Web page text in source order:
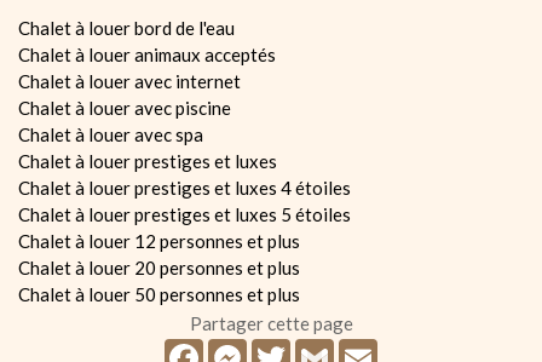
Chalet à louer bord de l'eau
Chalet à louer animaux acceptés
Chalet à louer avec internet
Chalet à louer avec piscine
Chalet à louer avec spa
Chalet à louer prestiges et luxes
Chalet à louer prestiges et luxes 4 étoiles
Chalet à louer prestiges et luxes 5 étoiles
Chalet à louer 12 personnes et plus
Chalet à louer 20 personnes et plus
Chalet à louer 50 personnes et plus
Partager cette page
FacebookMessenger
TwitterGmail